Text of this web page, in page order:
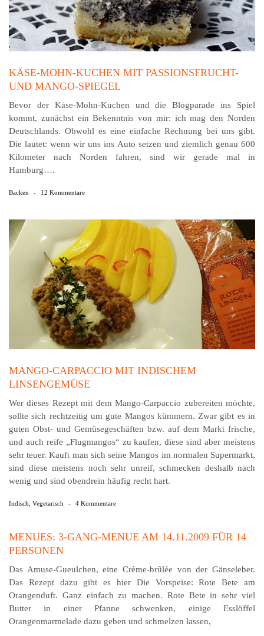
KÄSE-MOHN-KUCHEN MIT PASSIONSFRUCHT-
UND MANGO-SPIEGEL
Bevor der Käse-Mohn-Kuchen und die Blogparade ins Spiel
kommt, zunächst ein Bekenntnis von mir: ich mag den Norden
Deutschlands. Obwohl es eine einfache Rechnung bei uns gibt.
Die lautet: wenn wir uns ins Auto setzen und ziemlich genau 600
Kilometer nach Norden fahren, sind wir gerade mal in
Hamburg….
Backen - 12 Kommentare
MANGO-CARPACCIO MIT INDISCHEM
LINSENGEMÜSE
Wer dieses Rezept mit dem Mango-Carpaccio zubereiten möchte,
sollte sich rechtzeitig um gute Mangos kümmern. Zwar gibt es in
guten Obst- und Gemüsegeschäften bzw. auf dem Markt frische,
und auch reife „Flugmangos“ zu kaufen, diese sind aber meistens
sehr teuer. Kauft man sich seine Mangos im normalen Supermarkt,
sind diese meistens noch sehr unreif, schmecken deshalb nach
wenig und sind obendrein häufig recht hart.
Indisch Vegetarisch - 4 Kommentare
MENUES: 3-GANG-MENUE AM 14.11.2009 FÜR 14
PERSONEN
Das Amuse-Gueulchen, eine Crème-brûlée von der Gänseleber.
Das Rezept dazu gibt es hier Die Vorspeise: Rote Bete am
Orangenduft. Ganz einfach zu machen. Rote Bete in sehr viel
Butter in einer Pfanne schwenken, einige Esslöffel
Orangenmarmelade dazu geben und schmelzen lassen,